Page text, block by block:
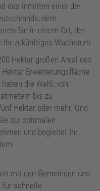
das inmitten einer der
dem
Sie in einem Ort, der
Ihr zukünftiges Wachstum.
Hektar großen Areal des
Erweiterungsfläche
die Wahl: von
bis zu
Hektar oder mehr. Und
zur optimalen
und begleitet Ihr
mit den Gemeinden und
für schnelle